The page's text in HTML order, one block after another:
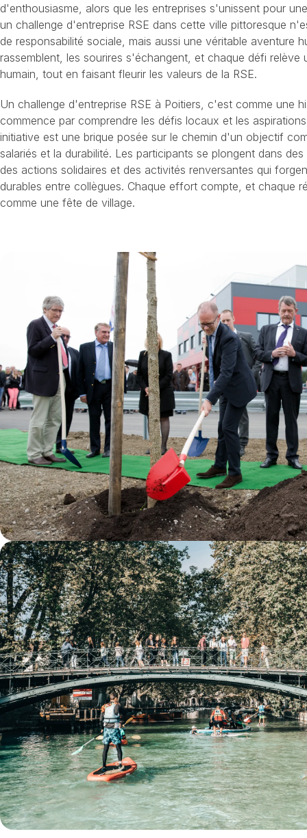
d'enthousiasme, alors que les entreprises s'unissent pour
un challenge d'entreprise RSE dans cette ville pittoresque
de responsabilité sociale, mais aussi une véritable aventure
rassemblent, les sourires s'échangent, et chaque défi relève
humain, tout en faisant fleurir les valeurs de la RSE.
Un challenge d'entreprise RSE à Poitiers, c'est comme une
commence par comprendre les défis locaux et les
initiative est une brique posée sur le chemin d'un objectif
salariés et la durabilité. Les participants se plongent dans
des actions solidaires et des activités renversantes qui
durables entre collègues. Chaque effort compte, et chaque
comme une fête de village.